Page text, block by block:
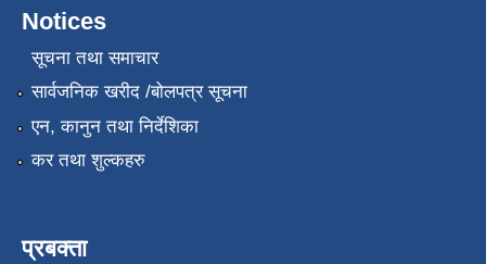
Notices
सूचना तथा समाचार
सार्वजनिक खरीद /बोलपत्र सूचना
एन, कानुन तथा निर्देशिका
कर तथा शुल्कहरु
प्रबक्ता